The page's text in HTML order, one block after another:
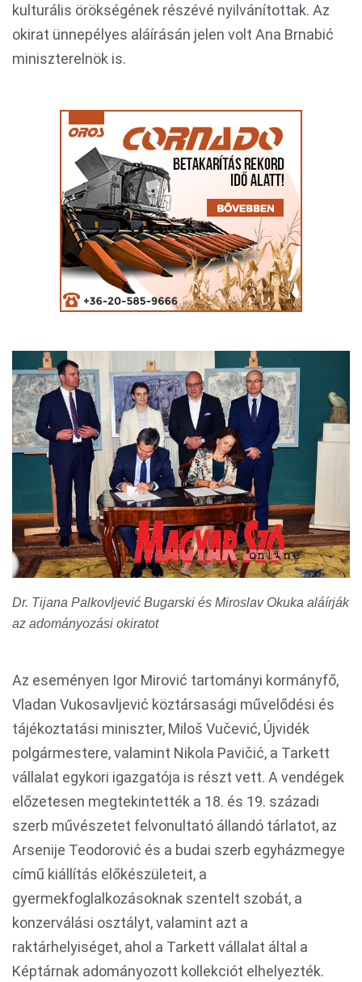
kulturális örökségének részévé nyilvánítottak. Az
okirat ünnepélyes aláírásán jelen volt Ana Brnabić
miniszterelnök is.
Dr. Tijana Palkovljević Bugarski és Miroslav Okuka aláírják
az adományozási okiratot
Az eseményen Igor Mirović tartományi kormányfő,
Vladan Vukosavljević köztársasági művelődési és
tájékoztatási miniszter, Miloš Vučević, Újvidék
polgármestere, valamint Nikola Pavičić, a Tarkett
vállalat egykori igazgatója is részt vett. A vendégek
előzetesen megtekintették a 18. és 19. századi
szerb művészetet felvonultató állandó tárlatot, az
Arsenije Teodorović és a budai szerb egyházmegye
című kiállítás előkészületeit, a
gyermekfoglalkozásoknak szentelt szobát, a
konzerválási osztályt, valamint azt a
raktárhelyiséget, ahol a Tarkett vállalat által a
Képtárnak adományozott kollekciót elhelyezték.